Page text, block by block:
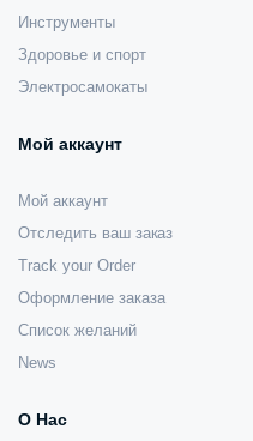
Инструменты
Здоровье и спорт
Электросамокаты
Мой аккаунт
Мой аккаунт
Отследить ваш заказ
Track your Order
Оформление заказа
Список желаний
News
О Нас